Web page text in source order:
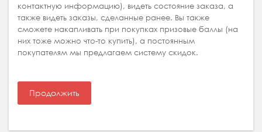
контактную информацию), видеть состояние заказа, а
также видеть заказы, сделанные ранее. Вы также
сможете накапливать при покупках призовые баллы (на
них тоже можно что-то купить), а постоянным
покупателям мы предлагаем систему скидок.
Продолжить